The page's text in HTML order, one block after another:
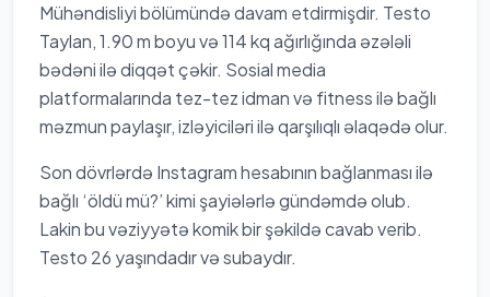
Mühəndisliyi bölümündə davam etdirmişdir. Testo
Taylan, 1.90 m boyu və 114 kq ağırlığında əzələli
bədəni ilə diqqət çəkir. Sosial media
platformalarında tez-tez idman və fitness ilə bağlı
məzmun paylaşır, izləyiciləri ilə qarşılıqlı əlaqədə olur.
Son dövrlərdə Instagram hesabının bağlanması ilə
bağlı ‘öldü mü?’ kimi şayiələrlə gündəmdə olub.
Lakin bu vəziyyətə komik bir şəkildə cavab verib.
Testo 26 yaşındadır və subaydır.